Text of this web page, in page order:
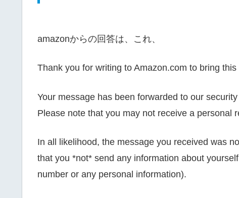
amazonからの回答は、これ、
Thank you for writing to Amazon.com to bring
Your message has been forwarded to our
Please note that you may not receive a personal
In all likelihood, the message you received was
that you *not* send any information about
number or any personal information).